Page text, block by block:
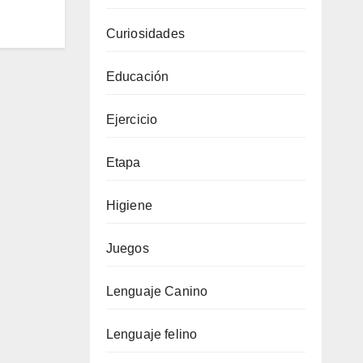
Curiosidades
Educación
Ejercicio
Etapa
Higiene
Juegos
Lenguaje Canino
Lenguaje felino